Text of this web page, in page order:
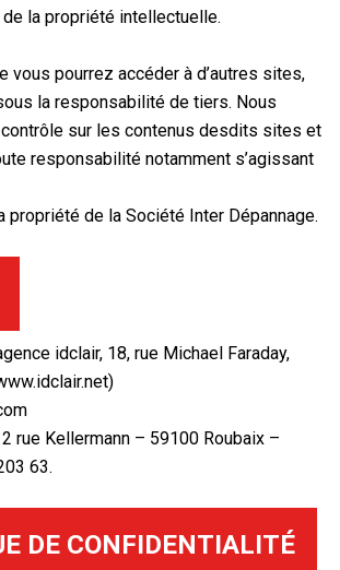
la propriété intellectuelle.
vous pourrez accéder à d’autres sites,
la responsabilité de tiers. Nous
contrôle sur les contenus desdits sites et
responsabilité notamment s’agissant
propriété de la Société Inter Dépannage.
idclair, 18, rue Michael Faraday,
rue Kellermann – 59100 Roubaix –
63.
DE CONFIDENTIALITÉ